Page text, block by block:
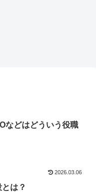
などはどういう役職
2026.03.06
は？